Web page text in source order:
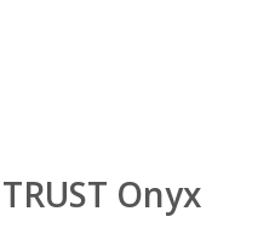
Onyx